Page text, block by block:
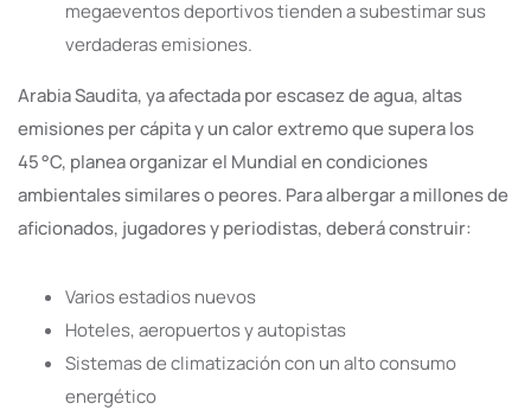
megaeventos deportivos tienden a subestimar sus
verdaderas emisiones.
Arabia Saudita, ya afectada por escasez de agua, altas
emisiones per cápita y un calor extremo que supera los
45 °C, planea organizar el Mundial en condiciones
ambientales similares o peores. Para albergar a millones de
aficionados, jugadores y periodistas, deberá construir:
Varios estadios nuevos
Hoteles, aeropuertos y autopistas
Sistemas de climatización con un alto consumo
energético